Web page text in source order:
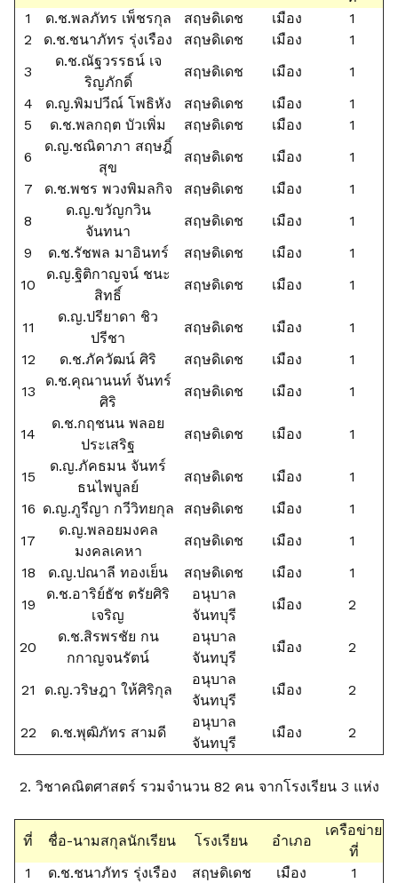
1
ด.ช.พลภัทร เพ็ชรกุล สฤษดิเดช เมือง
1
2
ด.ช.ชนาภัทร รุ่งเรือง สฤษดิเดช เมือง
1
3
ด.ช.ณัฐวรรธน์ เจ
ริญภักดิ์
สฤษดิเดช เมือง
1
4
ด.ญ.พิมปวีณ์ โพธิหัง สฤษดิเดช เมือง
1
5
ด.ช.พลกฤต บัวเพิ่ม สฤษดิเดช เมือง
1
6
ด.ญ.ชณิดาภา สฤษฎิ์
สุข
สฤษดิเดช เมือง
1
7
ด.ช.พชร พวงพิมลกิจ สฤษดิเดช เมือง
1
8
ด.ญ.ขวัญกวิน
จันทนา
สฤษดิเดช เมือง
1
9
ด.ช.รัชพล มาอินทร์ สฤษดิเดช เมือง
1
10
ด.ญ.ฐิติกาญจน์ ชนะ
สิทธิ์
สฤษดิเดช เมือง 1
11
ด.ญ.ปรียาดา ชิว
ปรีชา
สฤษดิเดช เมือง
1
12
ด.ช.ภัควัฒน์ ศิริ สฤษดิเดช เมือง
1
13
ด.ช.คุณานนท์ จันทร์
ศิริ
สฤษดิเดช เมือง 1
14
ด.ช.กฤชนน พลอย
ประเสริฐ
สฤษดิเดช เมือง 1
15
ด.ญ.ภัคธมน จันทร์
ธนไพบูลย์
สฤษดิเดช เมือง
1
16 ด.ญ.ภูรีญา กวีวิทยกุล สฤษดิเดช เมือง
1
17
ด.ญ.พลอยมงคล
มงคลเคหา
สฤษดิเดช เมือง
1
18
ด.ญ.ปณาลี ทองเย็น สฤษดิเดช เมือง
1
19
ด.ช.อาริย์ธัช ตรัยศิริ
เจริญ
อนุบาล
จันทบุรี
เมือง 2
20
ด.ช.สิรพรชัย กน
กกาญจนรัตน์
อนุบาล
จันทบุรี
เมือง 2
21 ด.ญ.วริษฎา ให้ศิริกุล
อนุบาล
จันทบุรี
เมือง 2
22 ด.ช.พุฒิภัทร สามดี
อนุบาล
จันทบุรี
เมือง 2
2. วิชาคณิตศาสตร์ รวมจำนวน 82 คน จากโรงเรียน 3 แห่ง
ที่ ชื่อ-นามสกุลนักเรียน โรงเรียน อำเภอ
เครือข่าย
ที่
1
ด.ช.ชนาภัทร รุ่งเรือง สฤษดิเดช เมือง
1